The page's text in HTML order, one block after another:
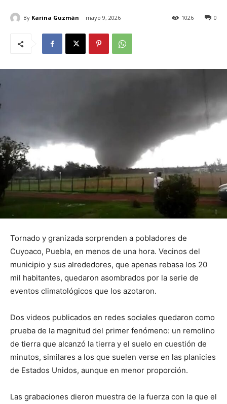
By Karina Guzmán mayo 9, 2026 0
1026
Tornado y granizada sorprenden a pobladores de
Cuyoaco, Puebla, en menos de una hora. Vecinos del
municipio y sus alrededores, que apenas rebasa los 20
mil habitantes, quedaron asombrados por la serie de
eventos climatológicos que los azotaron.
Dos videos publicados en redes sociales quedaron como
prueba de la magnitud del primer fenómeno: un remolino
de tierra que alcanzó la tierra y el suelo en cuestión de
minutos, similares a los que suelen verse en las planicies
de Estados Unidos, aunque en menor proporción.
Las grabaciones dieron muestra de la fuerza con la que el